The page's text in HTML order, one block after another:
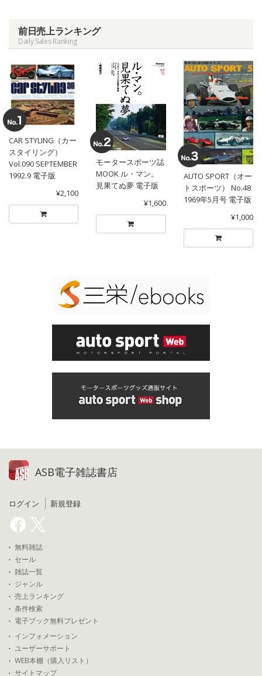
前日売上ランキング
Daily Sales Ranking
CAR STYLING（カー
スタイリング）
Vol.090 SEPTEMBER
1992.9 電子版
¥2,100
モータースポーツ誌
MOOK ル・マン。
見果てぬ夢 電子版
¥1,600
AUTO SPORT（オー
トスポーツ） No.48
1969年5月号 電子版
¥1,000
ASB電子雑誌書店
ログイン 新規登録
無料雑誌
セール
雑誌一覧
ジャンル
売上ランキング
条件検索
電子ブック無料プレゼント
インフォメーション
ユーザーサポート
WEB本棚（購入リスト）
サイトマップ